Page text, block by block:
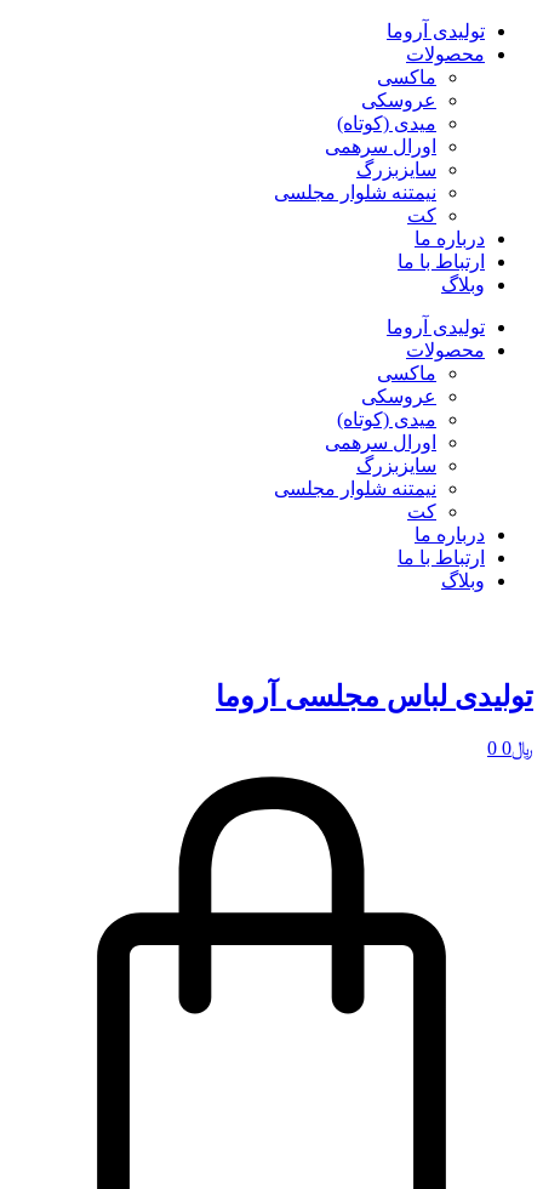
پرش
تولیدی آروما
محصولات
ماکسی
عروسکی
میدی (کوتاه)
اورال سرهمی
سایزبزرگ
نیمتنه شلوار مجلسی
کت
درباره ما
ارتباط با ما
وبلاگ
تولیدی آروما
محصولات
ماکسی
عروسکی
میدی (کوتاه)
اورال سرهمی
سایزبزرگ
نیمتنه شلوار مجلسی
کت
درباره ما
ارتباط با ما
وبلاگ
تولیدی لباس مجلسی آروما
﷼0
0